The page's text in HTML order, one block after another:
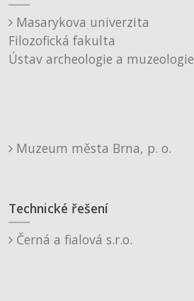
Masarykova univerzita
Filozofická fakulta
Ústav archeologie a muzeologie
Muzeum města Brna, p. o.
Technické řešení
Černá a fialová s.r.o.